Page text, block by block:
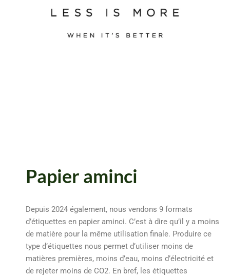
Papier aminci
Depuis 2024 également, nous vendons 9 formats
d’étiquettes en papier aminci. C’est à dire qu’il y a moins
de matière pour la même utilisation finale. Produire ce
type d’étiquettes nous permet d’utiliser moins de
matières premières, moins d’eau, moins d’électricité et
de rejeter moins de CO2. En bref, les étiquettes